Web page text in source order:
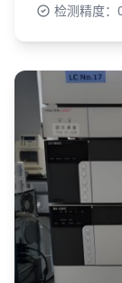
检测精度